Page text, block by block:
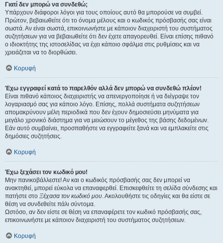
Γιατί δεν μπορώ να συνδεθώ;
Υπάρχουν διάφοροι λόγοι για τους οποίους αυτό θα μπορούσε να συμβεί.
Πρώτον, βεβαιωθείτε ότι το όνομα μέλους και ο κωδικός πρόσβασής σας είναι
σωστά. Αν είναι σωστά, επικοινωνήστε με κάποιον διαχειριστή του συστήματος
συζητήσεων για να βεβαιωθείτε ότι δεν έχετε απαγορευθεί. Είναι επίσης πιθανό
ο ιδιοκτήτης της ιστοσελίδας να έχει κάποιο σφάλμα στις ρυθμίσεις και να
χρειάζεται να το διορθώσει.
Κορυφή
Έχω εγγραφεί κατά το παρελθόν αλλά δεν μπορώ να συνδεθώ πλέον!
Είναι πιθανό κάποιος διαχειριστής να απενεργοποίησε ή να διέγραψε τον
λογαριασμό σας για κάποιο λόγο. Επίσης, πολλά συστήματα συζητήσεων
απομακρύνουν μέλη περιοδικά που δεν έχουν δημοσιεύσει μηνύματα για
μεγάλο χρονικό διάστημα για να μειώσουν το μέγεθος της βάσης δεδομένων.
Εάν αυτό συμβαίνει, προσπαθήστε να εγγραφείτε ξανά και να εμπλακείτε στις
δημόσιες συζητήσεις.
Κορυφή
Έχω ξεχάσει τον κωδικό μου!
Μην πανικοβάλλεστε! Αν και ο κωδικός πρόσβασής σας δεν μπορεί να
ανακτηθεί, μπορεί εύκολα να επαναφερθεί. Επισκεφθείτε τη σελίδα σύνδεσης και
πατήστε στο Ξέχασα τον κωδικό μου. Ακολουθήστε τις οδηγίες και θα είστε σε
θέση να συνδεθείτε πάλι σύντομα.
Ωστόσο, αν δεν είστε σε θέση να επαναφέρετε τον κωδικό πρόσβασής σας,
επικοινωνήστε με κάποιον διαχειριστή του συστήματος συζητήσεων.
Κορυφή